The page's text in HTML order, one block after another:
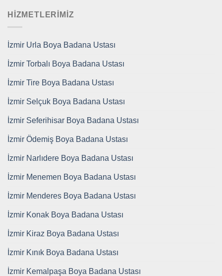
HİZMETLERİMİZ
İzmir Urla Boya Badana Ustası
İzmir Torbalı Boya Badana Ustası
İzmir Tire Boya Badana Ustası
İzmir Selçuk Boya Badana Ustası
İzmir Seferihisar Boya Badana Ustası
İzmir Ödemiş Boya Badana Ustası
İzmir Narlıdere Boya Badana Ustası
İzmir Menemen Boya Badana Ustası
İzmir Menderes Boya Badana Ustası
İzmir Konak Boya Badana Ustası
İzmir Kiraz Boya Badana Ustası
İzmir Kınık Boya Badana Ustası
İzmir Kemalpaşa Boya Badana Ustası